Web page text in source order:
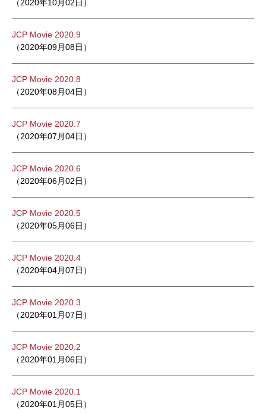
（2020年10月02日）
JCP Movie 2020.9
（2020年09月08日）
JCP Movie 2020.8
（2020年08月04日）
JCP Movie 2020.7
（2020年07月04日）
JCP Movie 2020.6
（2020年06月02日）
JCP Movie 2020.5
（2020年05月06日）
JCP Movie 2020.4
（2020年04月07日）
JCP Movie 2020.3
（2020年01月07日）
JCP Movie 2020.2
（2020年01月06日）
JCP Movie 2020.1
（2020年01月05日）